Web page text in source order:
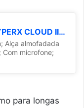
HEADSET GAMER HYPERX CLOUD II KHX-HSCP-RD KINGSTON PRETO E VERMELHO, Hyper X, Outros acessórios para notebooks
Alça almofadada
microfone;
para longas